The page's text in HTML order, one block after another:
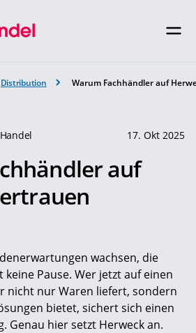
Distribution Warum Fachhändler auf
17. Okt 2025
auf
wachsen, die
Pause. Wer jetzt auf einen
nicht nur Waren liefert, sondern
bietet, sichert sich einen
Genau hier setzt Herweck an.